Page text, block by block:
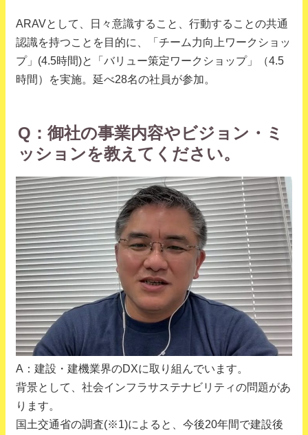
ARAVとして、日々意識すること、行動することの共通
認識を持つことを目的に、「チーム力向上ワークショッ
プ」(4.5時間)と「バリュー策定ワークショップ」（4.5
時間）を実施。延べ28名の社員が参加。
Q：御社の事業内容やビジョン・ミ
ッションを教えてください。
A：建設・建機業界のDXに取り組んでいます。
背景として、社会インフラサステナビリティの問題があ
ります。
国土交通省の調査(※1)によると、今後20年間で建設後